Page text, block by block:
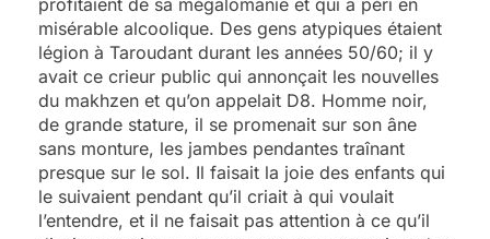
misérable alcoolique. Des gens atypiques étaient
légion à Taroudant durant les années 50/60; il y
avait ce crieur public qui annonçait les nouvelles
du makhzen et qu’on appelait D8. Homme noir,
de grande stature, il se promenait sur son âne
sans monture, les jambes pendantes traînant
presque sur le sol. Il faisait la joie des enfants qui
le suivaient pendant qu’il criait à qui voulait
l’entendre, et il ne faisait pas attention à ce qu’il